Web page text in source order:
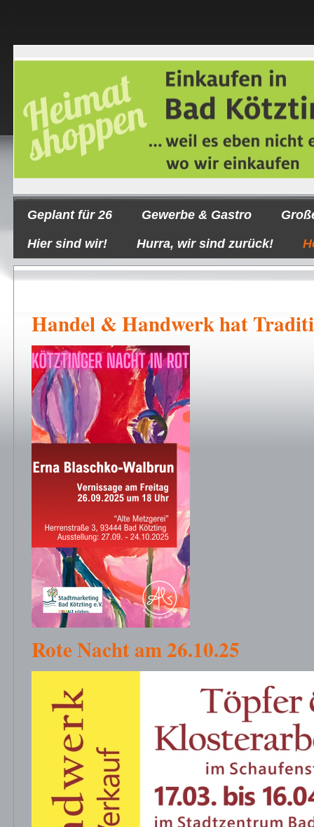
Geplant für 26 Gewerbe & Gastro
Hier sind wir! Hurra, wir sind zurück!
Handel & Handwerk hat
Rote Nacht am 26.10.25